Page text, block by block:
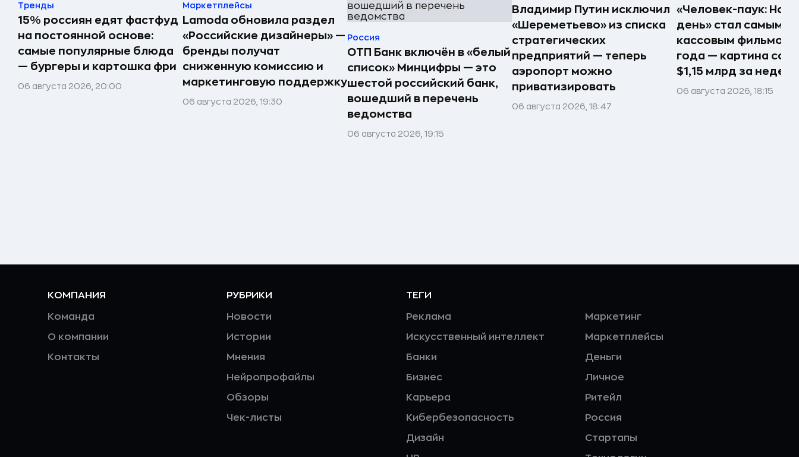
Тренды
15% россиян едят фастфуд
на постоянной основе:
самые популярные блюда
— бургеры и картошка фри
06 августа 2026, 20:00
Маркетплейсы
Lamoda обновила раздел
«Российские дизайнеры» —
бренды получат
сниженную комиссию и
маркетинговую поддержку
06 августа 2026, 19:30
Россия
ОТП Банк включён в «белый
список» Минцифры — это
шестой российский банк,
вошедший в перечень
ведомства
06 августа 2026, 19:15
Владимир Путин исключил
«Шереметьево» из списка
стратегических
предприятий — теперь
аэропорт можно
приватизировать
06 августа 2026, 18:47
«Человек-паук:
день» стал самым
кассовым фильмом
года — картина
$1,15 млрд за
06 августа 2026, 18:15
КОМПАНИЯ
Команда
О компании
Контакты
РУБРИКИ
Новости
Истории
Мнения
Нейропрофайлы
Обзоры
Чек-листы
ТЕГИ
Реклама
Искусственный интеллект
Банки
Бизнес
Карьера
Кибербезопасность
Дизайн
Маркетинг
Маркетплейсы
Деньги
Личное
Ритейл
Россия
Стартапы